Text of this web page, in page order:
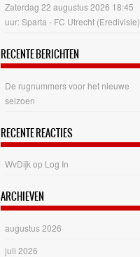
Zaterdag 22 augustus 2026 18:45
uur: Sparta - FC Utrecht (Eredivisie)
RECENTE BERICHTEN
De rugnummers voor het nieuwe
seizoen
RECENTE REACTIES
WvDijk op Log In
ARCHIEVEN
augustus 2026
juli 2026